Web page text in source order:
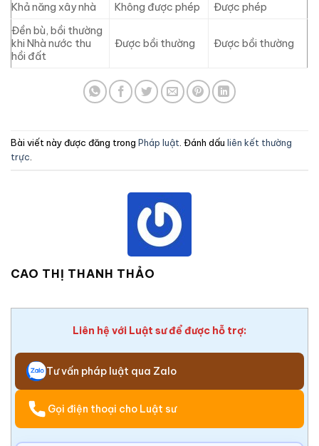
Khả năng xây nhà
Không được phép
Được phép
Đền bù, bồi thường
khi Nhà nước thu
hồi đất
Được bồi thường Được bồi thường
Bài viết này được đăng trong Pháp luật . Đánh dấu liên kết thường
trực
CAO THỊ THANH THẢO
Liên hệ với Luật sư để được hỗ trợ:
Tư vấn pháp luật qua Zalo
Gọi điện thoại cho Luật sư